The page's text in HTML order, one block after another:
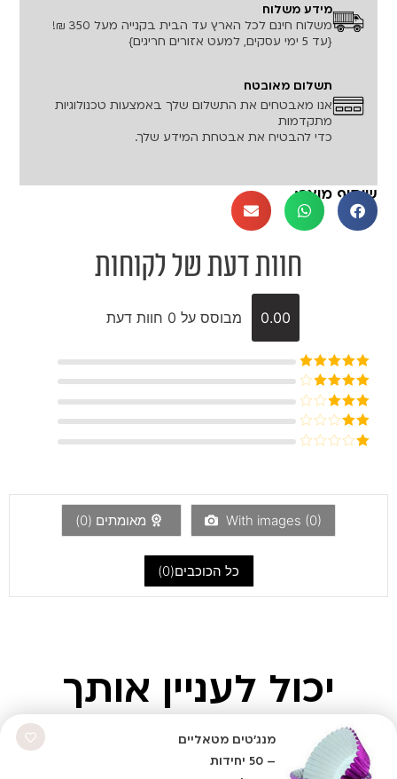
מידע משלוח
משלוח חינם לכל הארץ עד הבית בקנייה מעל 350 ₪!
{עד 5 ימי עסקים, למעט אזורים חריגים}
תשלום מאובטח
אנו מאבטחים את התשלום שלך באמצעות טכנולוגיות
מתקדמות
כדי להבטיח את אבטחת המידע שלך.
שיתוף מוצר:
חוות דעת של לקוחות
0.00 מבוסס על 0 חוות דעת
דורג5מתוך
5
דורג4
מתוך 5
דורג3
מתוך 5
דורג
5
With images (0) מאומתים (0
)
כל הכוכבים(0
)
יכול לעניין אותך
מנג'טים מטאליים
– 50 יחידות